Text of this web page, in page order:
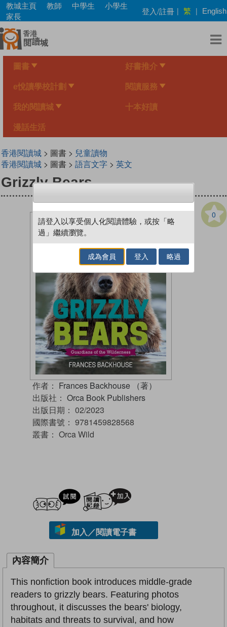
Skip
main
content
教城主頁 教師 中學生
小學生
家長
登入/註冊 | 繁 | English
圖書 好書推介
e悅讀學校計劃 閱讀服務
我的閱讀城 十本好讀
漫話生活
香港閱讀城> 圖書 > 兒童讀物
香港閱讀城> 圖書 > 語言文字> 英文
Grizzly Bears
0
作者： Frances Backhouse （著）
出版社： Orca Book Publishers
出版日期： 02/2023
國際書號： 9781459828568
叢書： Orca Wild
試閲
加入／閱讀電子書
內容簡介
This nonfiction book introduces middle-grade
readers to grizzly bears. Featuring photos
throughout, it discusses the bears' biology,
habitats and threats to survival, and how
請登入以享受個人化閱讀體驗，或按「略
過」繼續瀏覽。
成為會員 登入 略過